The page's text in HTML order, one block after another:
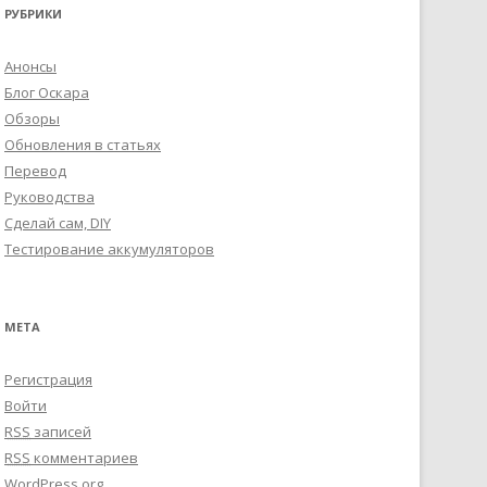
РУБРИКИ
Анонсы
Блог Оскара
Обзоры
Обновления в статьях
Перевод
Руководства
Сделай сам, DIY
Тестирование аккумуляторов
МЕТА
Регистрация
Войти
RSS записей
RSS комментариев